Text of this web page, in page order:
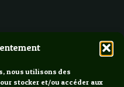
nous utilisons des
stocker et/ou accéder aux